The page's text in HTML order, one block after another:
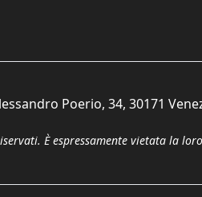
Poerio, 34, 30171
È espressamente vietata la